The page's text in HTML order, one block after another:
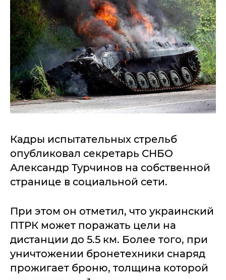
Кадры испытательных стрельб
опубликовал секретарь СНБО
Александр Турчинов на собственной
странице в социальной сети.
При этом он отметил, что украинский
ПТРК может поражать цели на
дистанции до 5.5 км. Более того, при
уничтожении бронетехники снаряд
прожигает броню, толщина которой